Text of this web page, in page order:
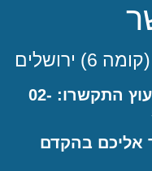
לפרטים נוספים ולתאום ייעוץ התקשרו: 02-
אליכם בהקדם